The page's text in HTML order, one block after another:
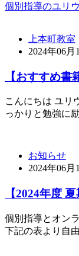
個別指導のユリ
上本町教室
2024年06月
【おすすめ書
こんにちは ユリ
っかりと勉強に
お知らせ
2024年06月
【2024年度
個別指導とオン
下記の表より自